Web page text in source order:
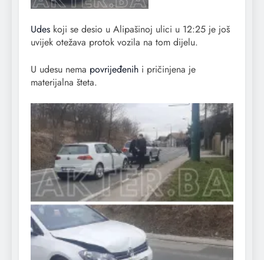
Udes koji se desio u Alipašinoj ulici u 12:25 je još
uvijek otežava protok vozila na tom dijelu.
U udesu nema povrijeđenih i pričinjena je
materijalna šteta.